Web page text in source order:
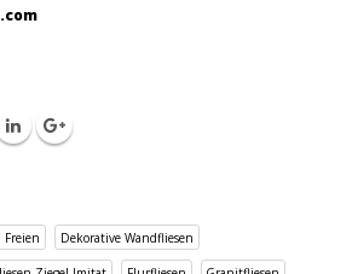
Freien Dekorative Wandfliesen